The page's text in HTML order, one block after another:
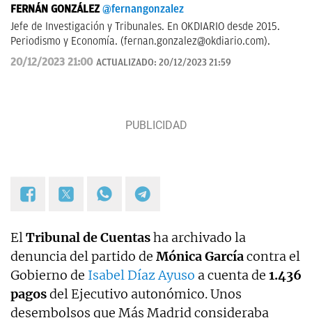
FERNÁN GONZÁLEZ @fernangonzalez
Jefe de Investigación y Tribunales. En OKDIARIO desde 2015.
Periodismo y Economía. (fernan.gonzalez@okdiario.com).
20/12/2023 21:00 ACTUALIZADO: 20/12/2023 21:59
ElTribunal de Cuentasha archivado la
denuncia del partido de Mónica Garcíacontra el
Gobierno de Isabel Díaz Ayuso a cuenta de 1.436
pagosdel Ejecutivo autonómico. Unos
desembolsos que Más Madrid consideraba